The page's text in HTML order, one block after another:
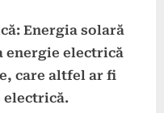
Energia solară
energie electrică
care altfel ar fi
electrică.